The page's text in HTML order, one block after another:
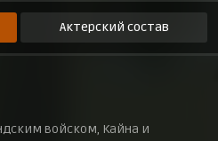
Актерский состав
войском, Кайна и